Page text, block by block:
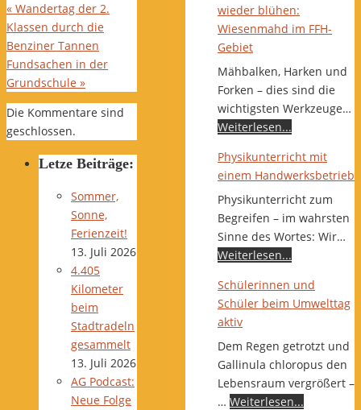
« Wandertag der 2.
Klassen durch die
Benziner Tannen
Fundsachen in der
Grundschule »
Die Kommentare sind
geschlossen.
Letze Beiträge:
Sommer,
Sonne,
Ferienzeit!
13. Juli 2026
4.405
Kilometer
beim
Stadtradeln
gesammelt
13. Juli 2026
AG Podcast:
Neue Folge
wieder blühen:
Wiesenmahd im FFH-
Gebiet
Mähbalken, Harken und
Forken – dies sind die
wichtigsten Werkzeuge…
Weiterlesen...
Physikunterricht mit
einem Handwerksbetrieb
Physikunterricht zum
Begreifen – im wahrsten
Sinne des Wortes: Wir…
Weiterlesen...
Schülerinnen und
Schüler beim Umwelttag
aktiv
Dem Regen getrotzt und
Gallinula chloropus den
Lebensraum vergrößert –
… Weiterlesen...